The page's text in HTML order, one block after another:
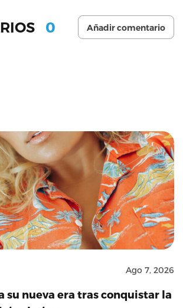
0 Añadir comentario
Ago 7, 2026
su nueva era tras conquistar la